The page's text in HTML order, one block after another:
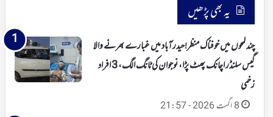
یہ بھی پڑھیں
چند لمحوں میں خوفناک منظر!حیدرآباد میں غبارے بھرنے والا
گیس سلنڈر اچانک پھٹ پڑا، نوجوان کی ٹانگ الگ، 3 افراد
زخمی
8 اگست 2026 - 21:57